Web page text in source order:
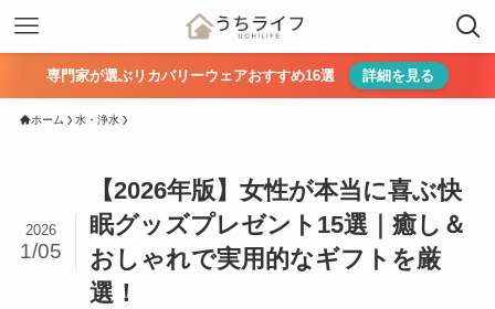
専門家が選ぶリカバリーウェアおすすめ16選 詳細を見る
ホーム 水・浄水
【2026年版】女性が本当に喜ぶ快
眠グッズプレゼント15選｜癒し＆
おしゃれで実用的なギフトを厳
選！
2026
1/05